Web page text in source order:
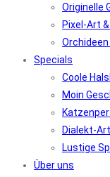
Originelle
Pixel-Art
Specials
Coole
Moin
Dialekt-
Lustige
Über uns